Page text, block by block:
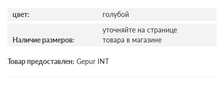
цвет: голубой
Наличие размеров:
уточняйте на странице
товара в магазине
Товар предоставлен: Gepur INT